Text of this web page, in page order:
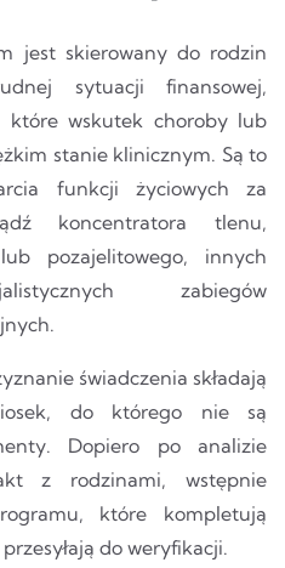
jest skierowany do rodzin
sytuacji finansowej,
które wskutek choroby lub
stanie klinicznym. Są to
funkcji życiowych za
koncentratora tlenu,
pozajelitowego, innych
zabiegów
świadczenia składają
do którego nie są
Dopiero po analizie
z rodzinami, wstępnie
które kompletują
do weryfikacji.